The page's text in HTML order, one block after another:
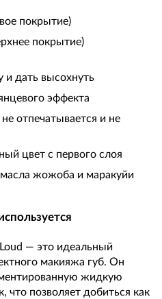
покрытие)
покрытие)
и дать высохнуть
эффекта
отпечатывается и не
цвет с первого слоя
жожоба и маракуйи
— это идеальный
макияжа губ. Он
жидкую
что позволяет добиться как